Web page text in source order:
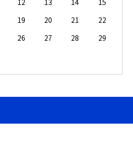
12 13 14
15
19 20 21
22
26 27 28
29